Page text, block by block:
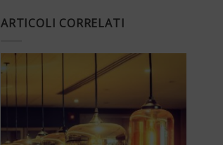
ARTICOLI CORRELATI